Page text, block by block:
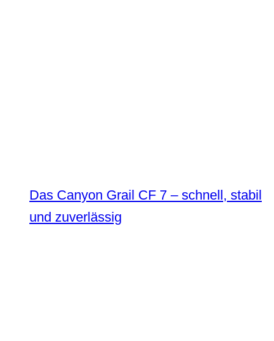
Das Canyon Grail CF 7 – schnell, stabil
und zuverlässig